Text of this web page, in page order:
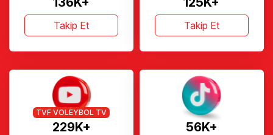
Takip Et Takip Et
229K+
TVF VOLEYBOL TV
56K+